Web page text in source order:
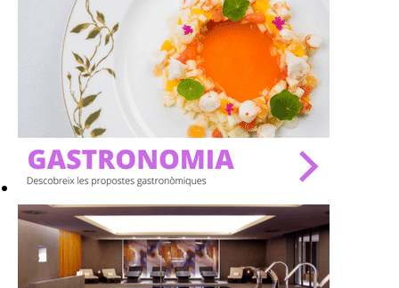
RESTAURANTS
SALES
Activitats
On?